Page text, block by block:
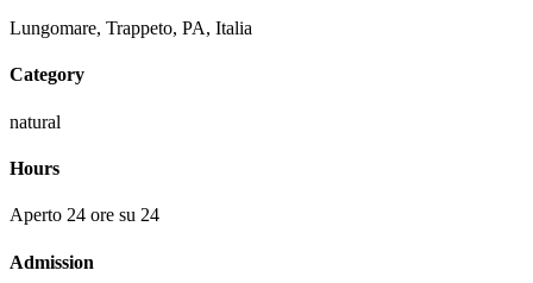
Lungomare, Trappeto, PA, Italia
Category
natural
Hours
Aperto 24 ore su 24
Admission